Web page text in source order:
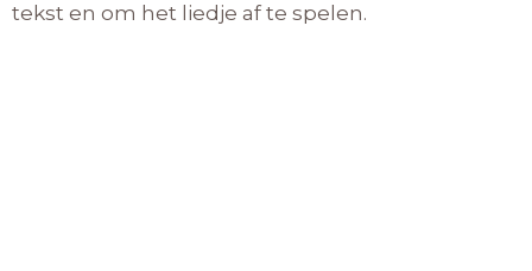
tekst en om het liedje af te spelen.